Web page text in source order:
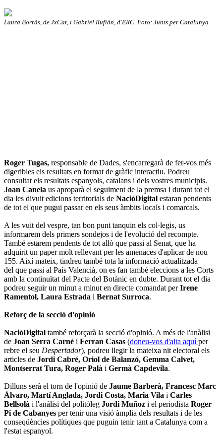
Laura Borràs, de JxCat, i Gabriel Rufián, d'ERC. Foto: Junts per Catalunya
Roger Tugas, responsable de Dades, s'encarregarà de fer-vos més
digeribles els resultats en format de gràfic interactiu. Podreu
consultat els resultats espanyols, catalans i dels vostres municipis.
Joan Canela us aproparà el seguiment de la premsa i durant tot el
dia les divuit edicions territorials de NacióDigital estaran pendents
de tot el que pugui passar en els seus àmbits locals i comarcals.
A les vuit del vespre, tan bon punt tanquin els col·legis, us
informarem dels primers sondejos i de l'evolució del recompte.
També estarem pendents de tot allò que passi al Senat, que ha
adquirit un paper molt rellevant per les amenaces d'aplicar de nou
155. Així mateix, tindreu també tota la informació actualitzada
del que passi al País Valencià, on es fan també eleccions a les Corts
amb la continuïtat del Pacte del Botànic en dubte. Durant tot el dia
podreu seguir un minut a minut en directe comandat perIrene
Ramentol, Laura Estrada i Bernat Surroca.
Reforç de la secció d'opinió
NacióDigital també reforçarà la secció d'opinió. A més de l'anàlisi
de Joan Serra Carné i Ferran Casas (doneu-vos d'alta aquíper
rebre el seu Despertador), podreu llegir la mateixa nit electoral els
articles de Jordi Cabré, Oriol de Balanzó, Gemma Calvet,
Montserrat Tura, Roger Palà i Germà Capdevila.
Dilluns serà el torn de l'opinió de Jaume Barberà, Francesc Marc
Àlvaro, Martí Anglada, Jordi Costa, Maria Vila i Carles
Bellsolà i l'anàlisi del politòleg Jordi Muñoz i el periodista Roger
Pi de Cabanyes per tenir una visió àmplia dels resultats i de les
conseqüències polítiques que puguin tenir tant a Catalunya com a
l'estat espanyol.